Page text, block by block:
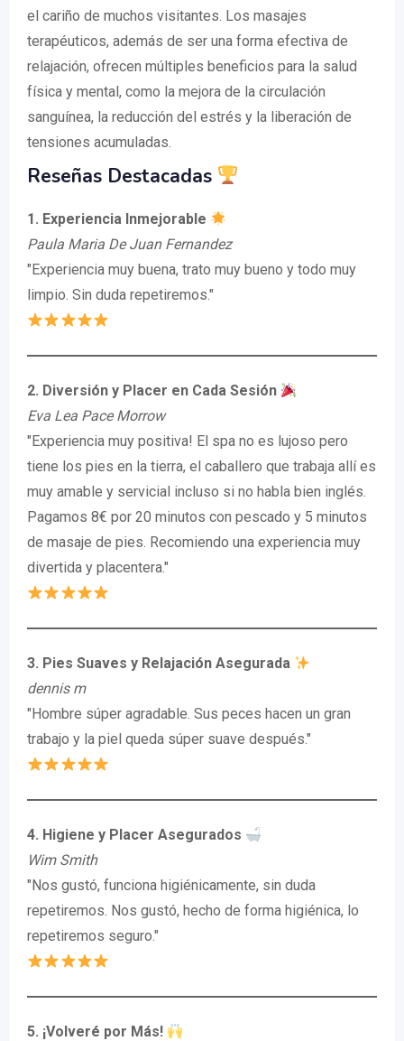
el cariño de muchos visitantes. Los masajes
terapéuticos, además de ser una forma efectiva de
relajación, ofrecen múltiples beneficios para la salud
física y mental, como la mejora de la circulación
sanguínea, la reducción del estrés y la liberación de
tensiones acumuladas.
Reseñas Destacadas
1. Experiencia Inmejorable
Paula Maria De Juan Fernandez
"Experiencia muy buena, trato muy bueno y todo muy
limpio. Sin duda repetiremos."
2. Diversión y Placer en Cada Sesión
Eva Lea Pace Morrow
"Experiencia muy positiva! El spa no es lujoso pero
tiene los pies en la tierra, el caballero que trabaja allí es
muy amable y servicial incluso si no habla bien inglés.
Pagamos 8€ por 20 minutos con pescado y 5 minutos
de masaje de pies. Recomiendo una experiencia muy
divertida y placentera."
3. Pies Suaves y Relajación Asegurada
dennis m
"Hombre súper agradable. Sus peces hacen un gran
trabajo y la piel queda súper suave después."
4. Higiene y Placer Asegurados
Wim Smith
"Nos gustó, funciona higiénicamente, sin duda
repetiremos. Nos gustó, hecho de forma higiénica, lo
repetiremos seguro."
5. ¡Volveré por Más!